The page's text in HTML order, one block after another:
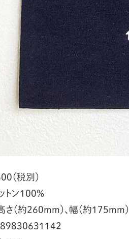
（税別）
トン100%
さ（約260mm）、幅（約175mm）